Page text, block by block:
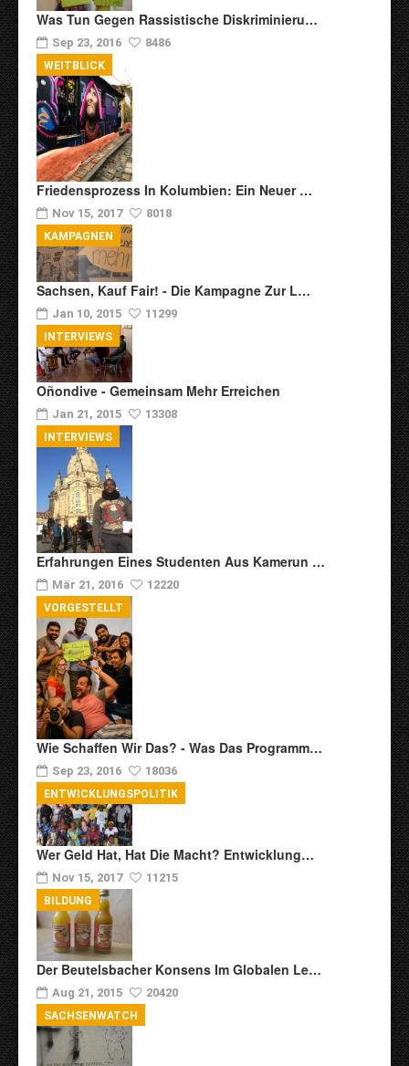
Was Tun Gegen Rassistische Diskriminieru…
Sep 23, 2016 8486
Friedensprozess In Kolumbien: Ein Neuer …
Nov 15, 2017 8018
WEITBLICK
Sachsen, Kauf Fair! - Die Kampagne Zur L…
Jan 10, 2015 11299
KAMPAGNEN
Oñondive - Gemeinsam Mehr Erreichen
Jan 21, 2015 13308
INTERVIEWS
Erfahrungen Eines Studenten Aus Kamerun …
Mär 21, 2016 12220
INTERVIEWS
Wie Schaffen Wir Das? - Was Das Programm…
Sep 23, 2016 18036
VORGESTELLT
Wer Geld Hat, Hat Die Macht? Entwicklung…
Nov 15, 2017 11215
ENTWICKLUNGSPOLITIK
Der Beutelsbacher Konsens Im Globalen Le…
Aug 21, 2015 20420
BILDUNG
SACHSENWATCH